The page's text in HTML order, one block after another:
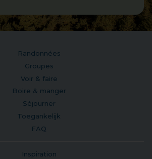
Randonnées
Groupes
Voir & faire
Boire & manger
Séjourner
Toegankelijk
FAQ
Inspiration